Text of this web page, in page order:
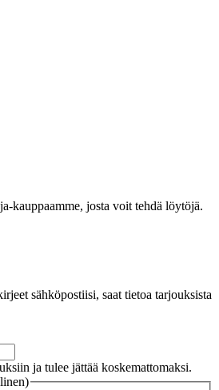
kauppaamme, josta voit tehdä löytöjä.
sähköpostiisi, saat tietoa tarjouksista
ja tulee jättää koskemattomaksi.